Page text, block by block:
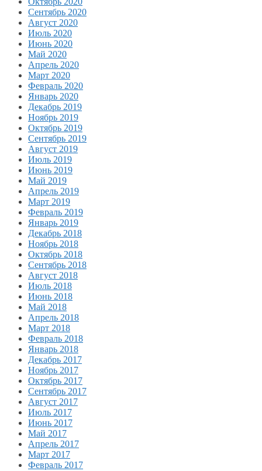
Сентябрь 2020
Август 2020
Июль 2020
Июнь 2020
Май 2020
Апрель 2020
Март 2020
Февраль 2020
Январь 2020
Декабрь 2019
Ноябрь 2019
Октябрь 2019
Сентябрь 2019
Август 2019
Июль 2019
Июнь 2019
Май 2019
Апрель 2019
Март 2019
Февраль 2019
Январь 2019
Декабрь 2018
Ноябрь 2018
Октябрь 2018
Сентябрь 2018
Август 2018
Июль 2018
Июнь 2018
Май 2018
Апрель 2018
Март 2018
Февраль 2018
Январь 2018
Декабрь 2017
Ноябрь 2017
Октябрь 2017
Сентябрь 2017
Август 2017
Июль 2017
Июнь 2017
Май 2017
Апрель 2017
Март 2017
Февраль 2017